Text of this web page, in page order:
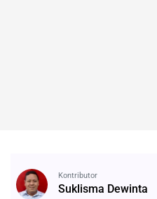
Kontributor
Suklisma Dewinta